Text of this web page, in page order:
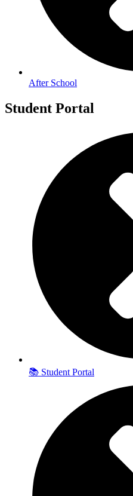
After School
Student Portal
📚 Student Portal